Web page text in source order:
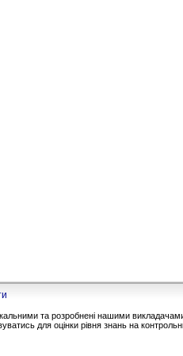
та розробнені нашими
для оцінки рівня знань на